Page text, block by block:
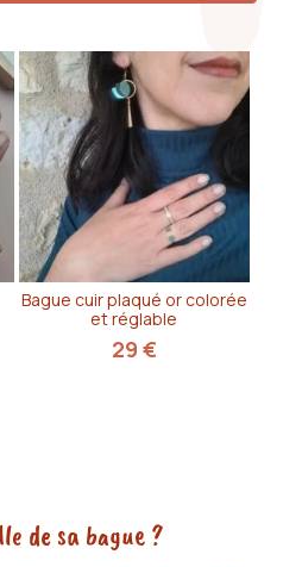
Bague cuir plaqué or colorée
et réglable
29 €
de sa bague ?